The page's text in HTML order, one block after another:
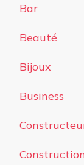
Bar
Beauté
Bijoux
Business